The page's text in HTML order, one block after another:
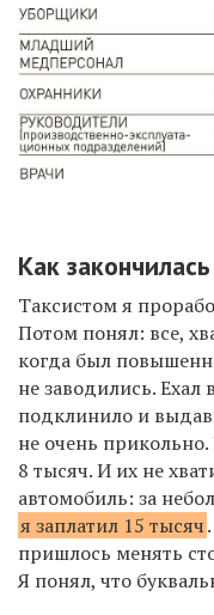
Как
Таксистом я
Потом понял: все,
когда был
не заводились.Ехал в
подклинило и
не очень прикольно.
8 тысяч. И их не
автомобиль: за
я заплатил 15 тысяч.
пришлось менять
Я понял, что